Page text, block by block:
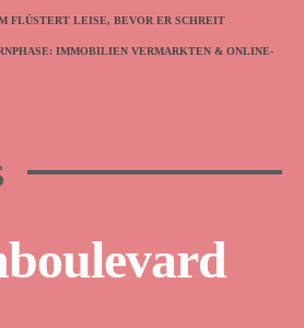
FLÜSTERT LEISE, BEVOR ER SCHREIT
IMMOBILIEN VERMARKTEN & ONLINE-